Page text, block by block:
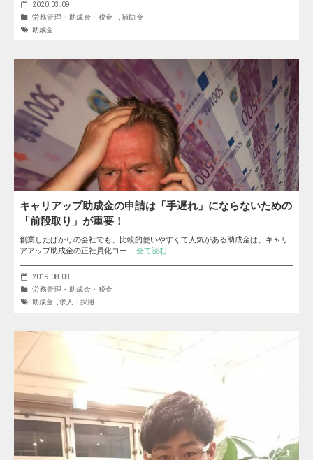
2020.03.09
労務管理・助成金・税金
補助金
助成金
キャリアップ助成金の申請は「手遅れ」にならないための
「前段取り」が重要！
創業したばかりの会社でも、比較的使いやすくて人気がある助成金は、キャリ
アアップ助成金の正社員化コー … 全て読む
2019.08.08
労務管理・助成金・税金
助成金
求人・採用